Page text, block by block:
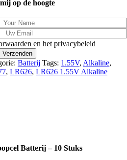
op de hoogte
en het privacybeleid
Batterij Tags: 1.55V, Alkaline,
, LR626, LR626 1.55V Alkaline
Batterij – 10 Stuks